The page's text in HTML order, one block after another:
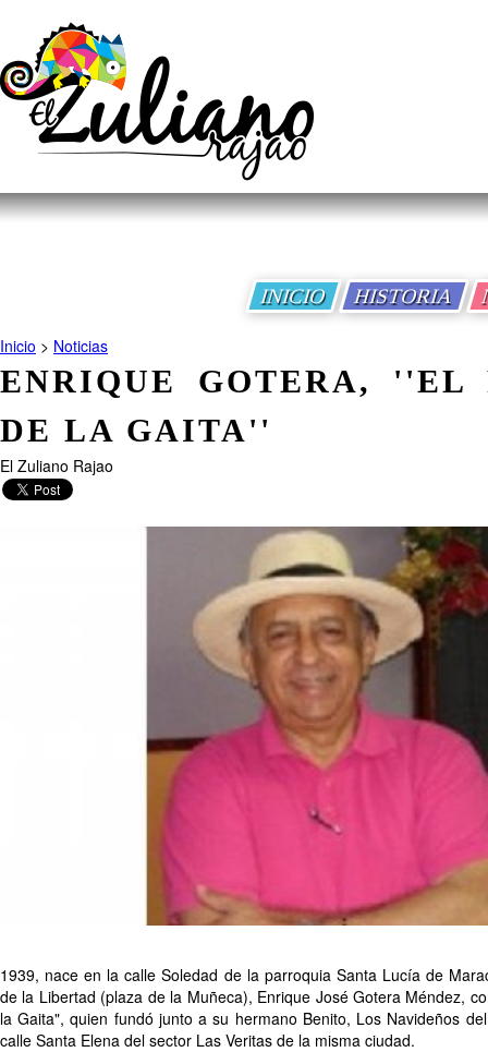
INICIO HISTORIA
Inicio > Noticias
ENRIQUE GOTERA, ''EL
DE LA GAITA''
El Zuliano Rajao
1939, nace en la calle Soledad de la parroquia Santa Lucía de
de la Libertad (plaza de la Muñeca), Enrique José Gotera Méndez,
la Gaita", quien fundó junto a su hermano Benito, Los Navideños
calle Santa Elena del sector Las Veritas de la misma ciudad.